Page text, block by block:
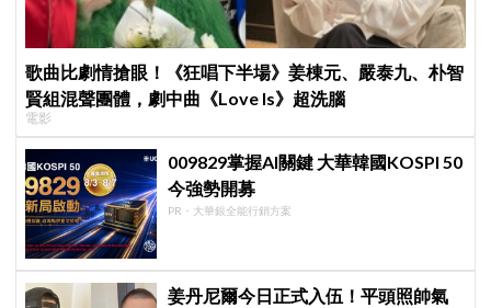
歌曲比劇情搶眼！《狂唱下半場》姜棟元、嚴泰九、朴智
賢組混聲團體，劇中曲《Love Is》超洗腦
電影
009829掌握AI關鍵 大華韓國KOSPI 50
今強勢開募
PR・大華銀全能行銷方案
姜丹尼爾今日正式入伍！平頭照帥氣